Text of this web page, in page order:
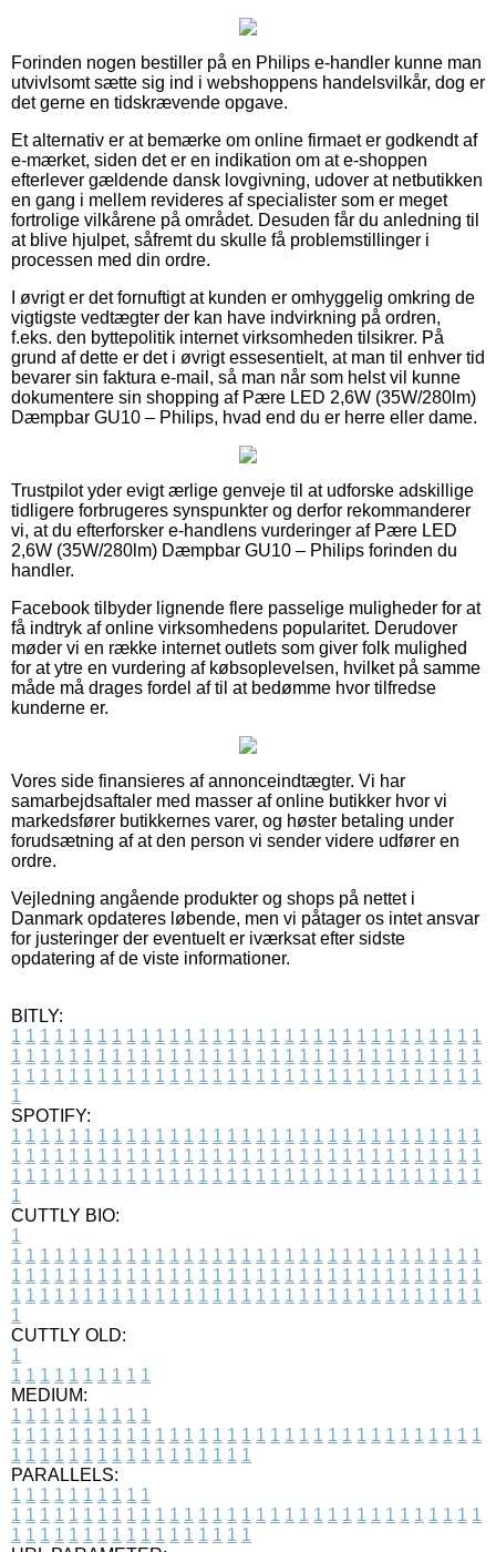
Forinden nogen bestiller på en Philips e-handler kunne man
utvivlsomt sætte sig ind i webshoppens handelsvilkår, dog er
det gerne en tidskrævende opgave.
Et alternativ er at bemærke om online firmaet er godkendt af
e-mærket, siden det er en indikation om at e-shoppen
efterlever gældende dansk lovgivning, udover at netbutikken
en gang i mellem revideres af specialister som er meget
fortrolige vilkårene på området. Desuden får du anledning til
at blive hjulpet, såfremt du skulle få problemstillinger i
processen med din ordre.
I øvrigt er det fornuftigt at kunden er omhyggelig omkring de
vigtigste vedtægter der kan have indvirkning på ordren,
f.eks. den byttepolitik internet virksomheden tilsikrer. På
grund af dette er det i øvrigt essesentielt, at man til enhver tid
bevarer sin faktura e-mail, så man når som helst vil kunne
dokumentere sin shopping af Pære LED 2,6W (35W/280lm)
Dæmpbar GU10 – Philips, hvad end du er herre eller dame.
Trustpilot yder evigt ærlige genveje til at udforske adskillige
tidligere forbrugeres synspunkter og derfor rekommanderer
vi, at du efterforsker e-handlens vurderinger af Pære LED
2,6W (35W/280lm) Dæmpbar GU10 – Philips forinden du
handler.
Facebook tilbyder lignende flere passelige muligheder for at
få indtryk af online virksomhedens popularitet. Derudover
møder vi en række internet outlets som giver folk mulighed
for at ytre en vurdering af købsoplevelsen, hvilket på samme
måde må drages fordel af til at bedømme hvor tilfredse
kunderne er.
Vores side finansieres af annonceindtægter. Vi har
samarbejdsaftaler med masser af online butikker hvor vi
markedsfører butikkernes varer, og høster betaling under
forudsætning af at den person vi sender videre udfører en
ordre.
Vejledning angående produkter og shops på nettet i
Danmark opdateres løbende, men vi påtager os intet ansvar
for justeringer der eventuelt er iværksat efter sidste
opdatering af de viste informationer.
BITLY:
1 1 1 1 1 1 1 1 1 1 1 1 1 1 1 1 1 1 1 1 1 1 1 1 1 1 1 1 1 1 1 1 1
1 1 1 1 1 1 1 1 1 1 1 1 1 1 1 1 1 1 1 1 1 1 1 1 1 1 1 1 1 1 1 1 1
1 1 1 1 1 1 1 1 1 1 1 1 1 1 1 1 1 1 1 1 1 1 1 1 1 1 1 1 1 1 1 1 1
1
SPOTIFY:
1 1 1 1 1 1 1 1 1 1 1 1 1 1 1 1 1 1 1 1 1 1 1 1 1 1 1 1 1 1 1 1 1
1 1 1 1 1 1 1 1 1 1 1 1 1 1 1 1 1 1 1 1 1 1 1 1 1 1 1 1 1 1 1 1 1
1 1 1 1 1 1 1 1 1 1 1 1 1 1 1 1 1 1 1 1 1 1 1 1 1 1 1 1 1 1 1 1 1
1
CUTTLY BIO:
1
1 1 1 1 1 1 1 1 1 1 1 1 1 1 1 1 1 1 1 1 1 1 1 1 1 1 1 1 1 1 1 1 1
1 1 1 1 1 1 1 1 1 1 1 1 1 1 1 1 1 1 1 1 1 1 1 1 1 1 1 1 1 1 1 1 1
1 1 1 1 1 1 1 1 1 1 1 1 1 1 1 1 1 1 1 1 1 1 1 1 1 1 1 1 1 1 1 1 1
1
CUTTLY OLD:
1
1 1 1 1 1 1 1 1 1 1
MEDIUM:
1 1 1 1 1 1 1 1 1 1
1 1 1 1 1 1 1 1 1 1 1 1 1 1 1 1 1 1 1 1 1 1 1 1 1 1 1 1 1 1 1 1 1
1 1 1 1 1 1 1 1 1 1 1 1 1 1 1 1 1
PARALLELS:
1 1 1 1 1 1 1 1 1 1
1 1 1 1 1 1 1 1 1 1 1 1 1 1 1 1 1 1 1 1 1 1 1 1 1 1 1 1 1 1 1 1 1
1 1 1 1 1 1 1 1 1 1 1 1 1 1 1 1 1